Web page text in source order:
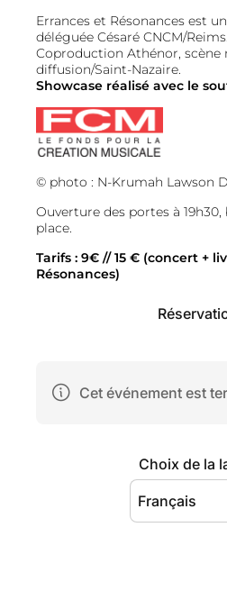
Errances et Résonances est
déléguée Césaré CNCM/Reims.
Coproduction Athénor, scène
diffusion/Saint-Nazaire.
Showcase réalisé avec le
© photo : N-Krumah Lawson
Ouverture des portes à
place.
Tarifs : 9€ // 15 € (concert +
Résonances)